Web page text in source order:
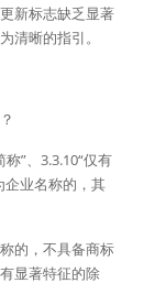
新标志缺乏显著
清晰的指引。
”、3.3.10“仅有
企业名称的，其
的，不具备商标
显著特征的除